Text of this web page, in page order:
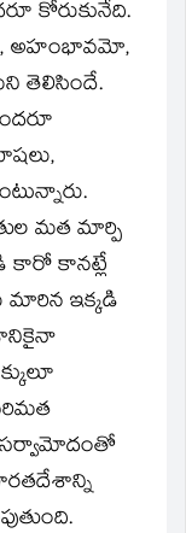
కోరుకునేది.
అహంభావమో,
తెలిసిందే.
మత మార్పి
కారో కానట్లే
మారిన ఇక్కడి
సర్వామోదంతో